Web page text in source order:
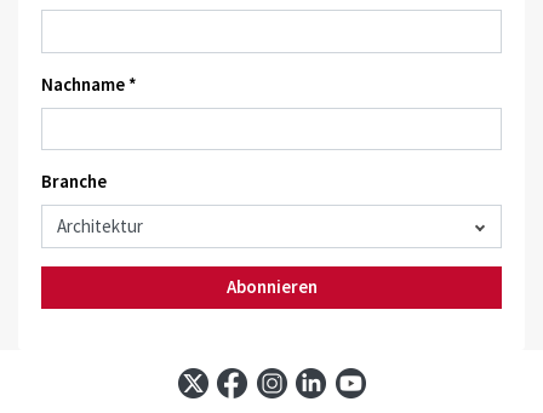
Nachname *
Branche
Abonnieren